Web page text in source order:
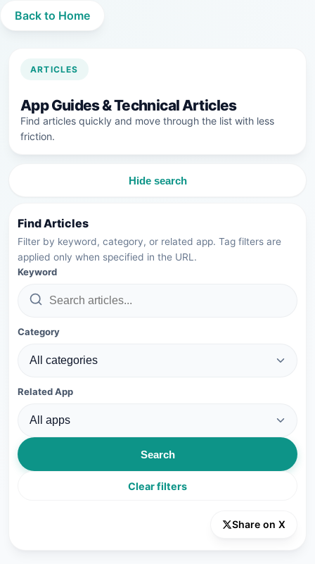
Back to Home
ARTICLES
App Guides & Technical Articles
Find articles quickly and move through the list with less
friction.
Hide search
Find Articles
Filter by keyword, category, or related app. Tag filters are
applied only when specified in the URL.
Keyword
Category
Related App
Search
Clear filters
Share on X